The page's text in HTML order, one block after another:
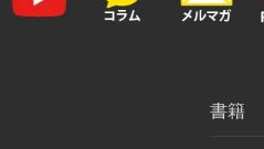
書籍